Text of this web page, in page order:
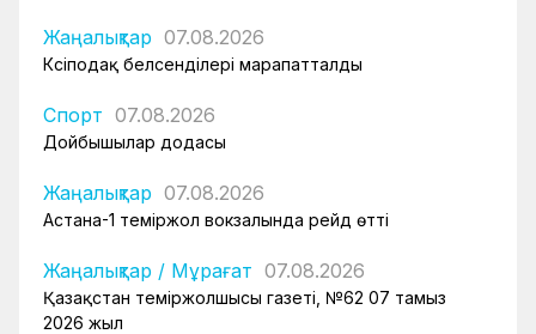
Жаңалықтар 07.08.2026
Кәсіподақ белсенділері марапатталды
Спорт 07.08.2026
Дойбышылар додасы
Жаңалықтар 07.08.2026
Астана-1 теміржол вокзалында рейд өтті
Жаңалықтар / Мұрағат 07.08.2026
Қазақстан теміржолшысы газеті, №62 07 тамыз
2026 жыл